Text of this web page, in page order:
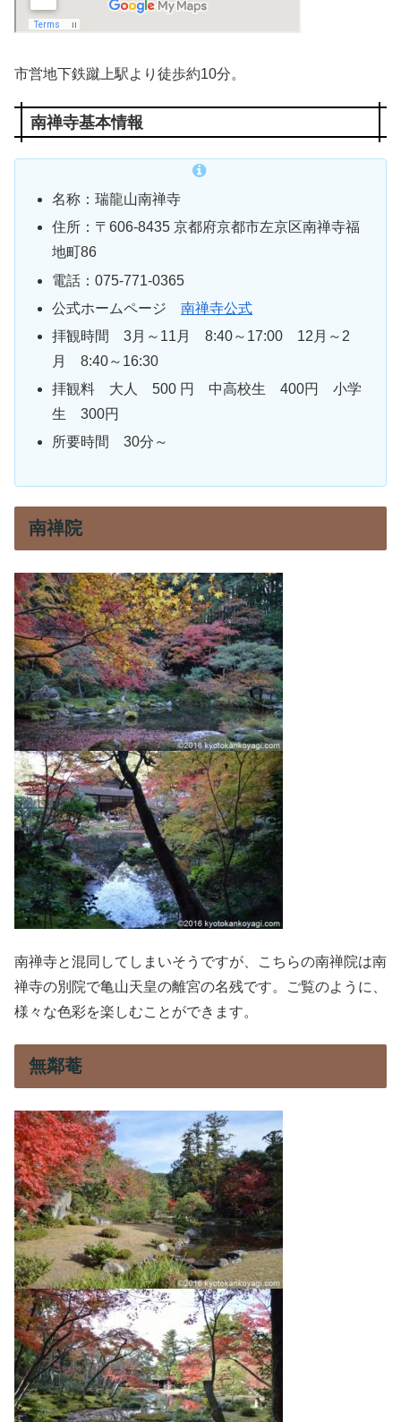
市営地下鉄蹴上駅より徒歩約10分。
南禅寺基本情報
名称：瑞龍山南禅寺
住所： 〒606-8435 京都府京都市左京区南禅寺福
地町86
電話：075-771-0365
公式ホームページ南禅寺公式
拝観時間 3月～11月 8:40～17:00 12月～2
月 8:40～16:30
拝観料 大人 500 円 中高校生 400円 小学
生 300円
所要時間 30分～
南禅院
南禅寺と混同してしまいそうですが、こちらの南禅院は南
禅寺の別院で亀山天皇の離宮の名残です。ご覧のように、
様々な色彩を楽しむことができます。
無鄰菴